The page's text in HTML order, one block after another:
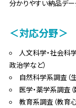
分かりやすい納品デー
＜対応分野＞
人文科学・社会科
政治学など）
自然科学系調査（
医学・薬学系調査
教育系調査（教育